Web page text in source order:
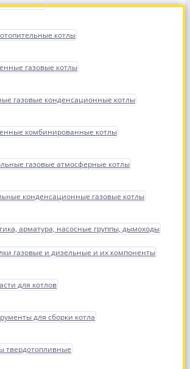
котлы
газовые котлы
газовые конденсационные котлы
комбинированные котлы
газовые атмосферные котлы
конденсационные газовые котлы
арматура, насосные группы, дымоходы
газовые и дизельные и их компоненты
для котлов
для сборки котла
твердотопливные